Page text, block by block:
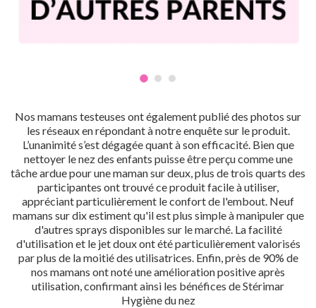
Nos mamans testeuses ont également publié des photos sur
les réseaux en répondant à notre enquête sur le produit.
L’unanimité s’est dégagée quant à son efficacité. Bien que
nettoyer le nez des enfants puisse être perçu comme une
tâche ardue pour une maman sur deux, plus de trois quarts des
participantes ont trouvé ce produit facile à utiliser,
appréciant particulièrement le confort de l'embout. Neuf
mamans sur dix estiment qu'il est plus simple à manipuler que
d'autres sprays disponibles sur le marché. La facilité
d'utilisation et le jet doux ont été particulièrement valorisés
par plus de la moitié des utilisatrices. Enfin, près de 90% de
nos mamans ont noté une amélioration positive après
utilisation, confirmant ainsi les bénéfices de Stérimar
Hygiène du nez